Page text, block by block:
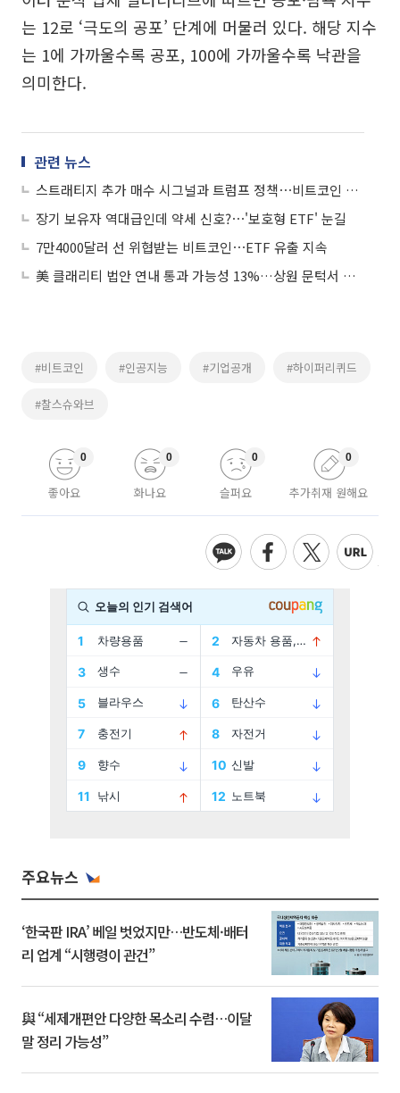
는 12로 ‘극도의 공포’ 단계에 머물러 있다. 해당 지수
는 1에 가까울수록 공포, 100에 가까울수록 낙관을
의미한다.
관련 뉴스
스트래티지 추가 매수 시그널과 트럼프 정책⋯비트코인 시세는?
장기 보유자 역대급인데 약세 신호?⋯'보호형 ETF' 눈길
7만4000달러 선 위협받는 비트코인⋯ETF 유출 지속
美 클래리티 법안 연내 통과 가능성 13%…상원 문턱서 제동
#비트코인 #인공지능 #기업공개 #하이퍼리퀴드
#찰스슈와브
좋아요
0
화나요
0
슬퍼요
0
추가취재 원해요
0
주요뉴스
‘한국판 IRA’ 베일 벗었지만…반도체·배터
리 업계 “시행령이 관건”
與 “세제개편안 다양한 목소리 수렴…이달
말 정리 가능성”